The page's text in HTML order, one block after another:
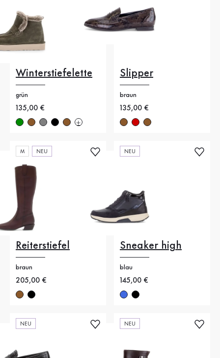
Winterstiefelette
grün
Neuer Preis
135,00 €
Slipper
braun
Neuer Preis
135,00 €
M NEU
Reiterstiefel
braun
Neuer Preis
205,00 €
NEU
Sneaker high
blau
Neuer Preis
145,00 €
NEU NEU